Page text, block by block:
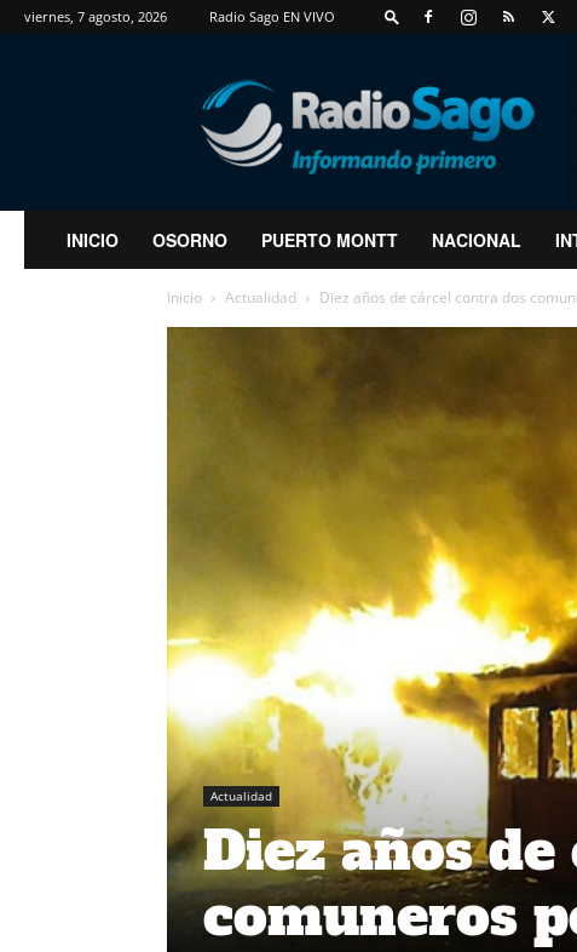
viernes, 7 agosto, 2026 Radio Sago EN VIVO
RadioSago
INICIO OSORNO PUERTO MONTT NACIONAL
Inicio Actualidad Diez años de cárcel contra dos
Actualidad
Diez años
comuneros